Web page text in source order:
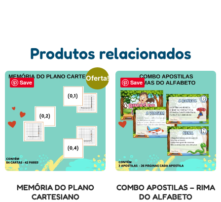
Produtos relacionados
Save
Oferta!
MEMÓRIA DO PLANO
CARTESIANO
Save
COMBO APOSTILAS – RIMA
DO ALFABETO